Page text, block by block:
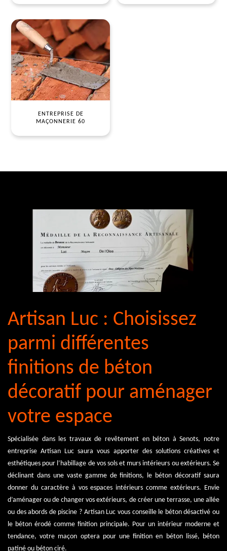
ENTREPRISE DE
MAÇONNERIE 60
Artisan Luc : Choisissez
parmi différentes
finitions de béton
décoratif pour aménager
votre espace
Spécialisée dans les travaux de revêtement en béton à Senots, notre
entreprise Artisan Luc saura vous apporter des solutions créatives et
esthétiques pour l’habillage de vos sols et murs intérieurs ou extérieurs. Se
déclinant dans une vaste gamme de finitions, le béton décoratif saura
donner du caractère à vos espaces intérieurs comme extérieurs. Envie
d’aménager ou de changer vos extérieurs, de créer une terrasse, une allée
ou des abords de piscine ? Artisan Luc vous conseille le béton désactivé ou
le béton érodé comme finition principale. Pour un intérieur moderne et
tendance, votre maçon optera pour une finition en béton lissé, béton
patiné ou béton ciré.